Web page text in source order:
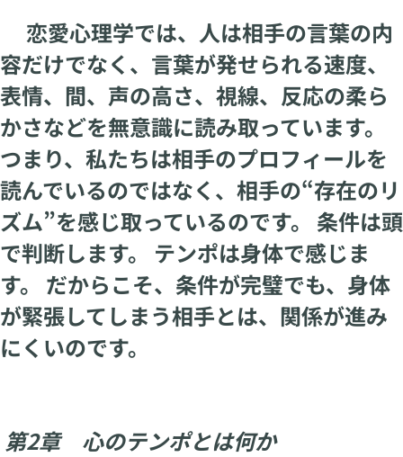
恋愛心理学では、人は相手の言葉の内
容だけでなく、言葉が発せられる速度、
表情、間、声の高さ、視線、反応の柔ら
かさなどを無意識に読み取っています。
つまり、私たちは相手のプロフィールを
読んでいるのではなく、相手の“存在のリ
ズム”を感じ取っているのです。 条件は頭
で判断します。 テンポは身体で感じま
す。 だからこそ、条件が完璧でも、身体
が緊張してしまう相手とは、関係が進み
にくいのです。
第2章 心のテンポとは何か